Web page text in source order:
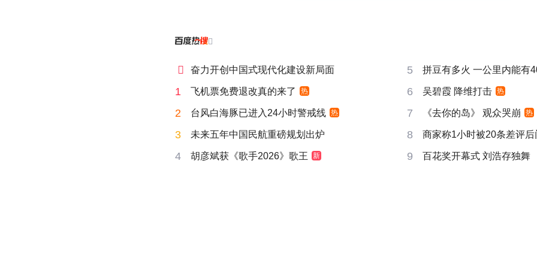

 奋力开创中国式现代化建设新局面 5 拼豆有多火 一公里内能有
1 飞机票免费退改真的来了 热 6 吴碧霞 降维打击 热
2 台风白海豚已进入24小时警戒线 热 7 《去你的岛》 观众哭崩 热
3 未来五年中国民航重磅规划出炉 8 商家称1小时被20条差评后
4 胡彦斌获《歌手2026》歌王 新 9 百花奖开幕式 刘浩存独舞